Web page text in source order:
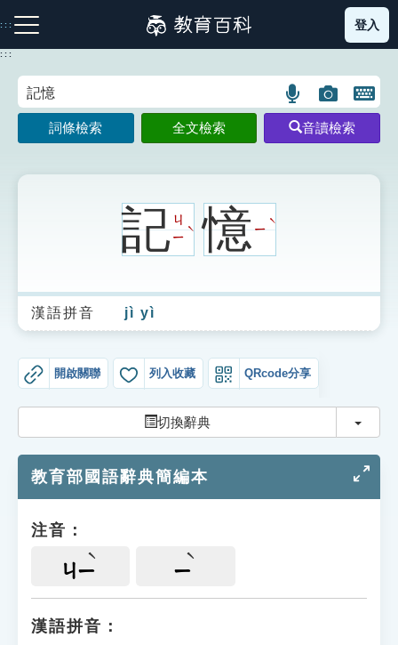
到
主
:::
注音索引圖示 筆畫索引圖示 部首索引表圖示
生字詞彙表
成語故事
索引選單
單字索引
遊戲專區
登入
:::
語
言
搜
圖
片
搜
開
鍵
圖
詞條檢索 全文檢索 音讀檢索
記ㄐ
ㄧ
ˋ 憶ㄧ
ˋ
漢語拼音 jì yì
開啟關聯 列入收藏 QRcode分享
切換辭典 切換
教育部國語辭典簡編本
注音：
ㄐㄧ ㄧ
漢語拼音：